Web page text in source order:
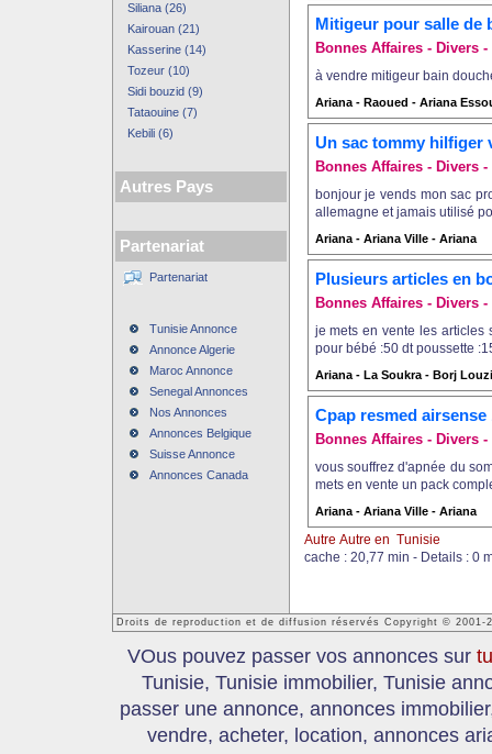
Siliana (26)
Kairouan (21)
Kasserine (14)
Tozeur (10)
Sidi bouzid (9)
Tataouine (7)
Kebili (6)
Autres Pays
Partenariat
Partenariat
Tunisie Annonce
Annonce Algerie
Maroc Annonce
Senegal Annonces
Nos Annonces
Annonces Belgique
Suisse Annonce
Annonces Canada
Mitigeur pour salle de
Bonnes Affaires - Divers
à vendre mitigeur bain
Ariana - Raoued - Ariana
Un sac tommy hilfiger
Bonnes Affaires - Divers
bonjour je vends mon sac
allemagne et jamais utilisé
Ariana - Ariana Ville - Ariana
Plusieurs articles en
Bonnes Affaires - Divers
je mets en vente les articles
pour bébé :50 dt poussette
Ariana - La Soukra - Borj
Cpap resmed
Bonnes Affaires - Divers
vous souffrez d'apnée du
mets en vente un pack
Ariana - Ariana Ville - Ariana
Autre Autre en Tunisie
cache : 20,77 min - Details : 0
Droits de reproduction et de diffusion réservés Copyright © 2001-
VOus pouvez passer vos annonces sur
Tunisie, Tunisie immobilier, Tunisie
passer une annonce, annonces
vendre, acheter, location, annonces